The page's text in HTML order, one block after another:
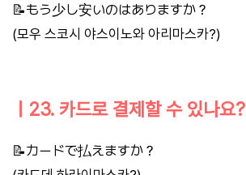
📝もう少し安いのはありますか？
(모우 스코시 야스이노와 아리마스카?)
ㅣ23. 카드로 결제할 수 있나요?
📝カードで払えますか？